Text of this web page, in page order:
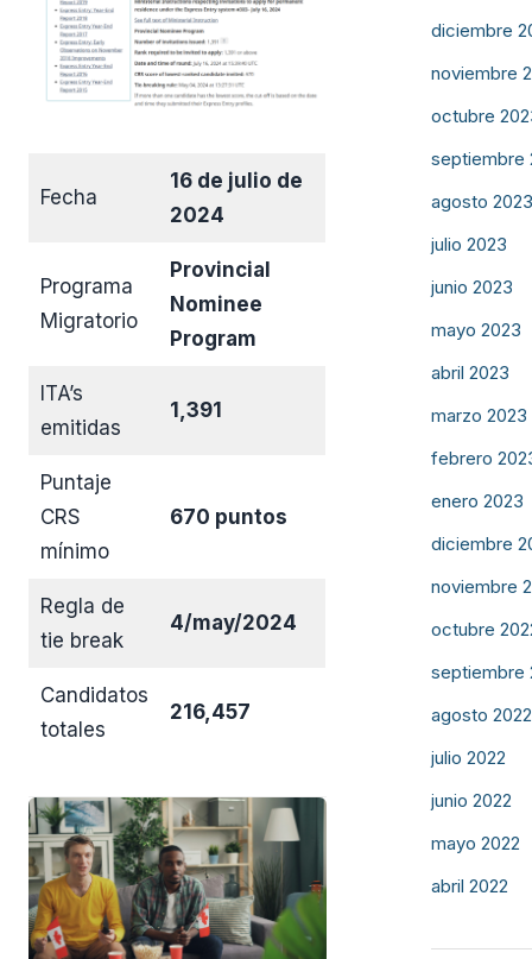
Fecha
16 de julio de
2024
Programa
Migratorio
Provincial
Nominee
Program
ITA’s
emitidas
1,391
Puntaje
CRS
mínimo
670 puntos
Regla de
tie break
4/may/2024
Candidatos
totales
216,457
diciembre
noviembre
octubre
septiembre
agosto 2023
julio 2023
junio 2023
mayo 2023
abril 2023
marzo 2023
febrero
enero 2023
diciembre
noviembre
octubre
septiembre
agosto 2022
julio 2022
junio 2022
mayo 2022
abril 2022